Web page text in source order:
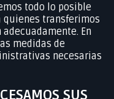
todo lo posible
quienes transferimos
En
medidas de
necesarias
SUS